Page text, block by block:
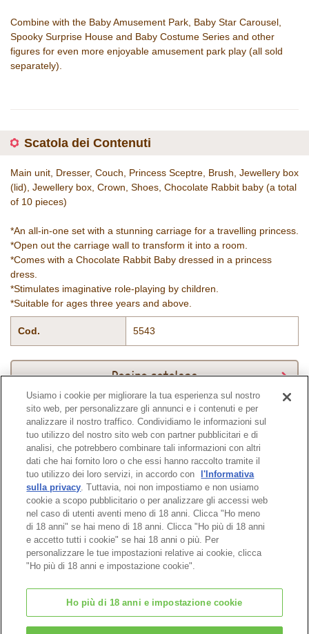
Combine with the Baby Amusement Park, Baby Star Carousel,
Spooky Surprise House and Baby Costume Series and other
figures for even more enjoyable amusement park play (all sold
separately).
Scatola dei Contenuti
Main unit, Dresser, Couch, Princess Sceptre, Brush, Jewellery box
(lid), Jewellery box, Crown, Shoes, Chocolate Rabbit baby (a total
of 10 pieces)
*An all-in-one set with a stunning carriage for a travelling princess.
*Open out the carriage wall to transform it into a room.
*Comes with a Chocolate Rabbit Baby dressed in a princess
dress.
*Stimulates imaginative role-playing by children.
*Suitable for ages three years and above.
Cod. 5543
Pagina catalogo
Pagina in alto
© EPOCH
Usiamo i cookie per migliorare la tua esperienza sul nostro
sito web, per personalizzare gli annunci e i contenuti e per
analizzare il nostro traffico. Condividiamo le informazioni sul
tuo utilizzo del nostro sito web con partner pubblicitari e di
analisi, che potrebbero combinare tali informazioni con altri
dati che hai fornito loro o che essi hanno raccolto tramite il
tuo utilizzo dei loro servizi, in accordo con
l'Informativa
sulla privacy. Tuttavia, noi non impostiamo e non usiamo
cookie a scopo pubblicitario o per analizzare gli accessi web
nel caso di utenti aventi meno di 18 anni. Clicca "Ho meno
di 18 anni" se hai meno di 18 anni. Clicca "Ho più di 18 anni
e accetto tutti i cookie" se hai 18 anni o più. Per
personalizzare le tue impostazioni relative ai cookie, clicca
"Ho più di 18 anni e impostazione cookie".
Ho più di 18 anni e impostazione cookie